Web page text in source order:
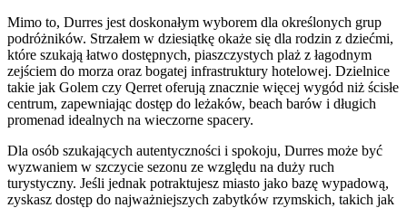
Mimo to, Durres jest doskonałym wyborem dla określonych grup
podróżników. Strzałem w dziesiątkę okaże się dla rodzin z dziećmi,
które szukają łatwo dostępnych, piaszczystych plaż z łagodnym
zejściem do morza oraz bogatej infrastruktury hotelowej. Dzielnice
takie jak Golem czy Qerret oferują znacznie więcej wygód niż ścisłe
centrum, zapewniając dostęp do leżaków, beach barów i długich
promenad idealnych na wieczorne spacery.
Dla osób szukających autentyczności i spokoju, Durres może być
wyzwaniem w szczycie sezonu ze względu na duży ruch
turystyczny. Jeśli jednak potraktujesz miasto jako bazę wypadową,
zyskasz dostęp do najważniejszych zabytków rzymskich, takich jak